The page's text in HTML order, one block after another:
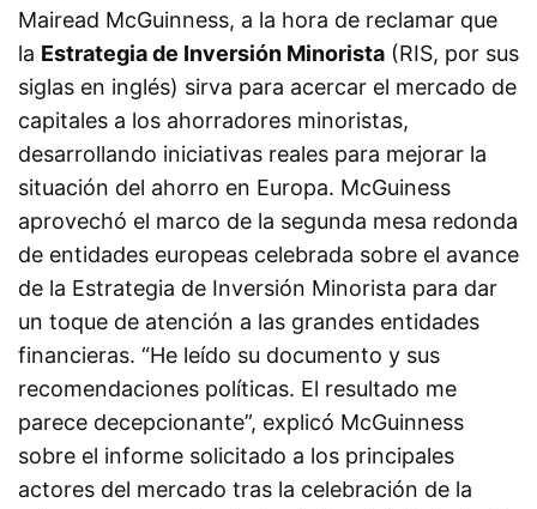
Mairead McGuinness, a la hora de reclamar que
la Estrategia de Inversión Minorista (RIS, por sus
siglas en inglés) sirva para acercar el mercado de
capitales a los ahorradores minoristas,
desarrollando iniciativas reales para mejorar la
situación del ahorro en Europa. McGuiness
aprovechó el marco de la segunda mesa redonda
de entidades europeas celebrada sobre el avance
de la Estrategia de Inversión Minorista para dar
un toque de atención a las grandes entidades
financieras. “He leído su documento y sus
recomendaciones políticas. El resultado me
parece decepcionante”, explicó McGuinness
sobre el informe solicitado a los principales
actores del mercado tras la celebración de la